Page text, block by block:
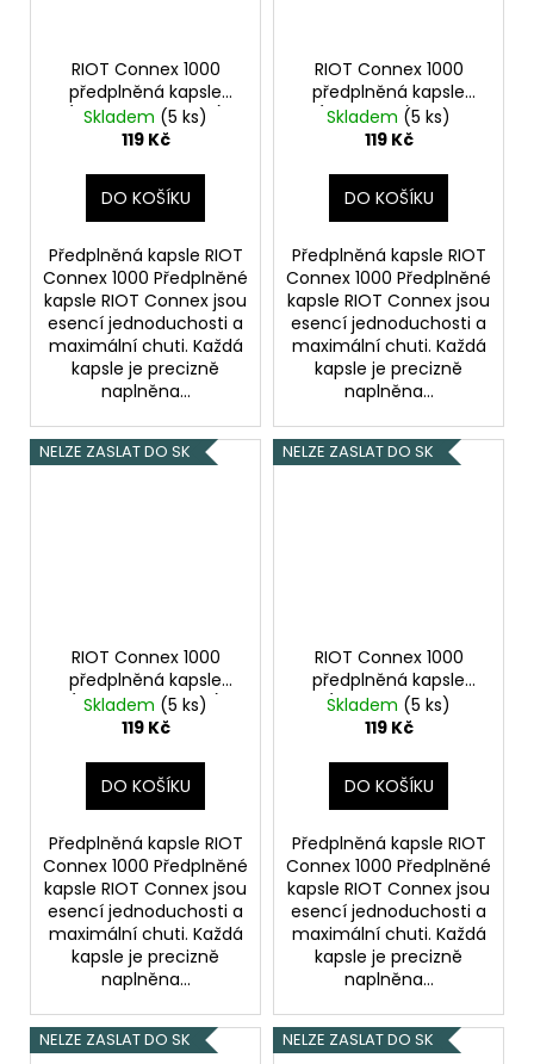
RIOT Connex 1000
předplněná kapsle
(Peach Blackberry)
18mg
Skladem (5 ks)
119 Kč
DO KOŠÍKU
Předplněná kapsle RIOT
Connex 1000 Předplněné
kapsle RIOT Connex jsou
esencí jednoduchosti a
maximální chuti. Každá
kapsle je precizně
naplněna...
RIOT Connex 1000
předplněná kapsle
(Grape Ice) 18mg
Skladem (5 ks)
119 Kč
DO KOŠÍKU
Předplněná kapsle RIOT
Connex 1000 Předplněné
kapsle RIOT Connex jsou
esencí jednoduchosti a
maximální chuti. Každá
kapsle je precizně
naplněna...
NELZE ZASLAT DO SK
RIOT Connex 1000
předplněná kapsle
(Classic Tobacco)
18mg
Skladem (5 ks)
119 Kč
DO KOŠÍKU
Předplněná kapsle RIOT
Connex 1000 Předplněné
kapsle RIOT Connex jsou
esencí jednoduchosti a
maximální chuti. Každá
kapsle je precizně
naplněna...
NELZE ZASLAT DO SK
RIOT Connex 1000
předplněná kapsle
(Blueberry Sour
Raspberry) 18mg
Skladem (5 ks)
119 Kč
DO KOŠÍKU
Předplněná kapsle RIOT
Connex 1000 Předplněné
kapsle RIOT Connex jsou
esencí jednoduchosti a
maximální chuti. Každá
kapsle je precizně
naplněna...
NELZE ZASLAT DO SK NELZE ZASLAT DO SK